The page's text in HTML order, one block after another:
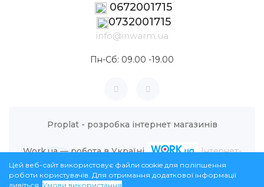
0672001715
0732001715
info@inwarm.ua
Пн-Сб: 09.00 -19.00
Proplat - розробка інтернет магазинів
Work.ua — робота в Україні
Інтернет-
магазин InWarm © 2026
Цей веб-сайт використовує файли cookie для поліпшення
роботи користувачів. Для отримання додаткової інформації
дивіться. Умови використання